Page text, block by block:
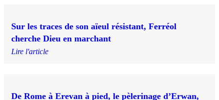
Sur les traces de son aïeul résistant, Ferréol
cherche Dieu en marchant
Lire l'article
De Rome à Erevan à pied, le pèlerinage d’Erwan,